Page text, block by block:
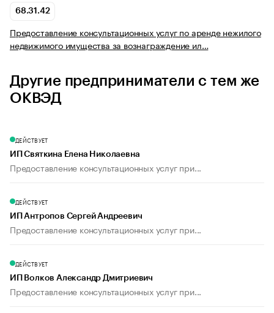
68.31.42
Предоставление консультационных услуг по аренде нежилого
недвижимого имущества за вознаграждение ил…
Другие предприниматели с тем же
ОКВЭД
ДЕЙСТВУЕТ
ИП Святкина Елена Николаевна
Предоставление консультационных услуг при...
ДЕЙСТВУЕТ
ИП Антропов Сергей Андреевич
Предоставление консультационных услуг при...
ДЕЙСТВУЕТ
ИП Волков Александр Дмитриевич
Предоставление консультационных услуг при...